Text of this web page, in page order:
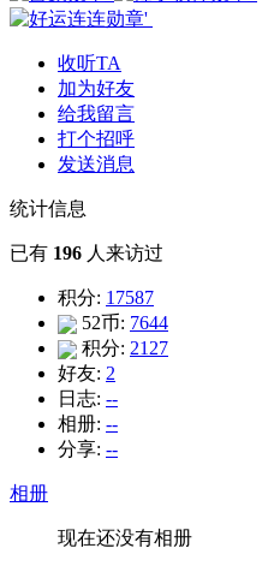
收听TA
加为好友
给我留言
打个招呼
发送消息
统计信息
已有 196 人来访过
积分: 17587
52币: 7644
积分: 2127
好友: 2
日志: --
相册: --
分享: --
相册
现在还没有相册